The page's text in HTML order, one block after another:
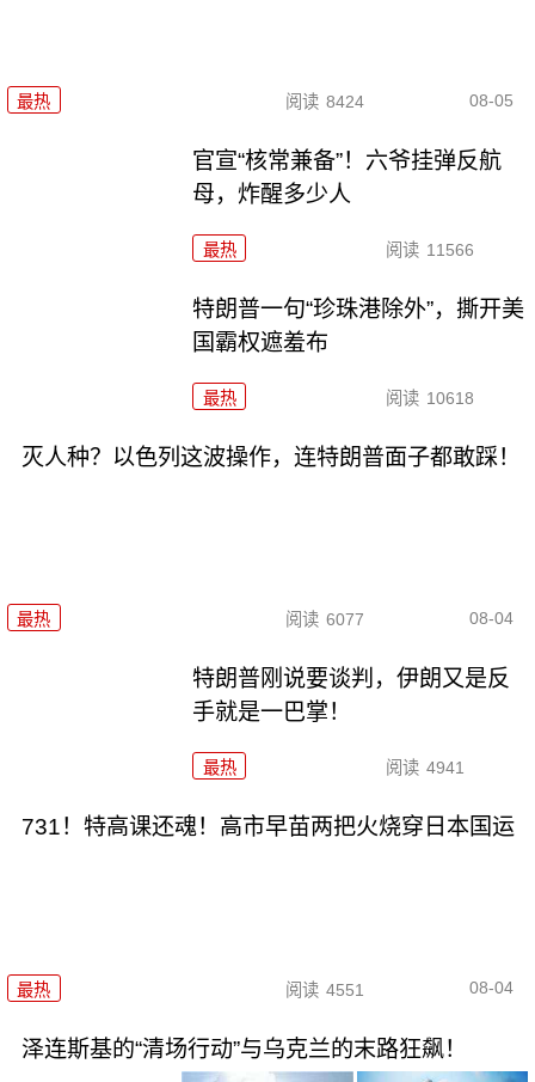
最热 阅读 8424 08-05
官宣“核常兼备”！六爷挂弹反航
母，炸醒多少人
最热 阅读 11566
特朗普一句“珍珠港除外”，撕开美
国霸权遮羞布
最热 阅读 10618
灭人种？以色列这波操作，连特朗普面子都敢踩！
最热 阅读 6077 08-04
特朗普刚说要谈判，伊朗又是反
手就是一巴掌！
最热 阅读 4941
731！特高课还魂！高市早苗两把火烧穿日本国运
最热 阅读 4551 08-04
泽连斯基的“清场行动”与乌克兰的末路狂飙！